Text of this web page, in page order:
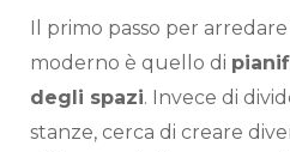
Il primo passo per
moderno è quello di
degli spazi. Invece di
stanze, cerca di creare